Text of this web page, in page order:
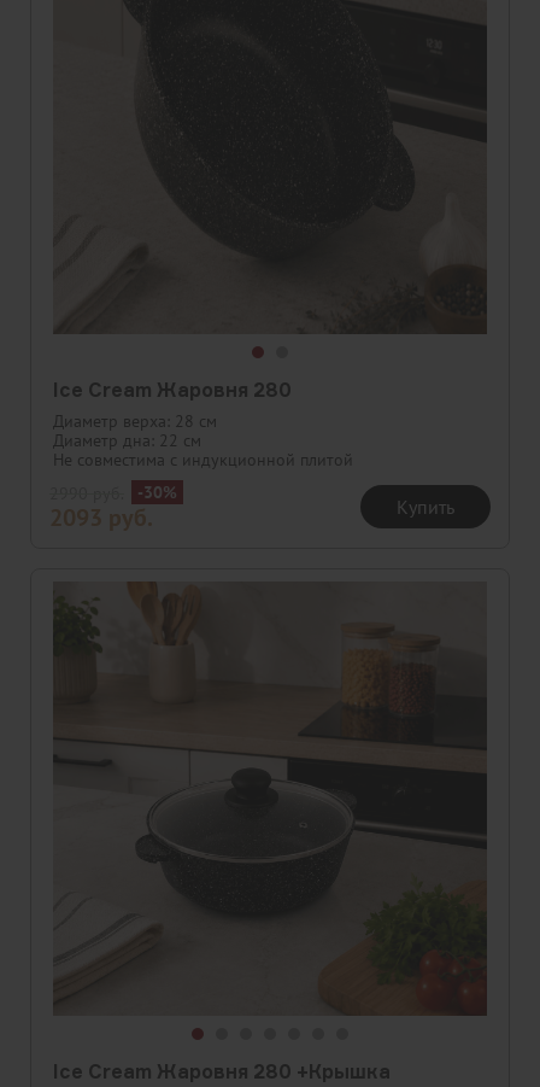
Ice Cream Жаровня 280
Диаметр верха: 28 см
Диаметр дна: 22 см
Не совместима с индукционной плитой
-30%
2093 руб. Купить
Ice Cream Жаровня 280 +Крышка